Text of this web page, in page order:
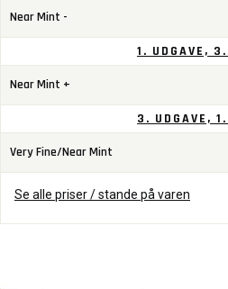
Near Mint -
1. UDGAVE,
Near Mint +
3. UDGAVE,
Very Fine/Near Mint
Se alle priser / stande på varen